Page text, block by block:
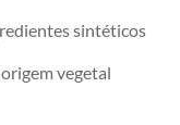
sintéticos
vegetal